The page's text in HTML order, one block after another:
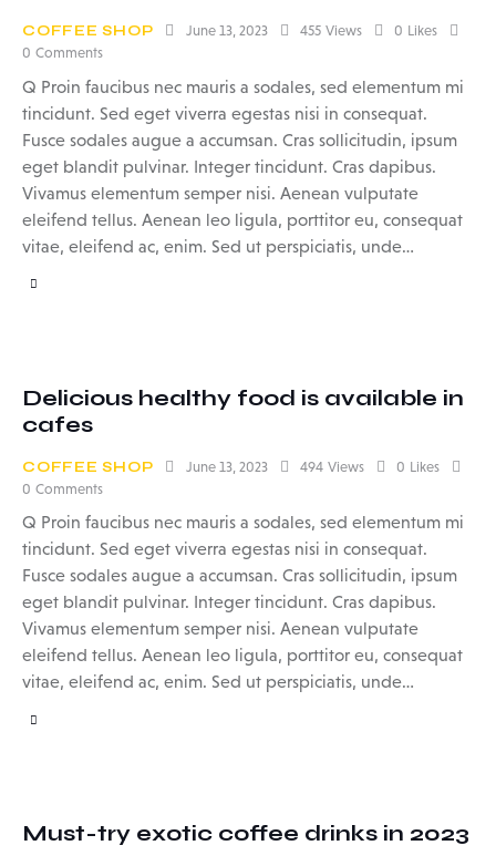
COFFEE SHOP June 13, 2023 455 Views 0 Likes
0 Comments
Q Proin faucibus nec mauris a sodales, sed elementum mi
tincidunt. Sed eget viverra egestas nisi in consequat.
Fusce sodales augue a accumsan. Cras sollicitudin, ipsum
eget blandit pulvinar. Integer tincidunt. Cras dapibus.
Vivamus elementum semper nisi. Aenean vulputate
eleifend tellus. Aenean leo ligula, porttitor eu, consequat
vitae, eleifend ac, enim. Sed ut perspiciatis, unde…
Delicious healthy food is available in
cafes
COFFEE SHOP June 13, 2023 494 Views 0 Likes
0 Comments
Q Proin faucibus nec mauris a sodales, sed elementum mi
tincidunt. Sed eget viverra egestas nisi in consequat.
Fusce sodales augue a accumsan. Cras sollicitudin, ipsum
eget blandit pulvinar. Integer tincidunt. Cras dapibus.
Vivamus elementum semper nisi. Aenean vulputate
eleifend tellus. Aenean leo ligula, porttitor eu, consequat
vitae, eleifend ac, enim. Sed ut perspiciatis, unde…
Must-try exotic coffee drinks in 2023